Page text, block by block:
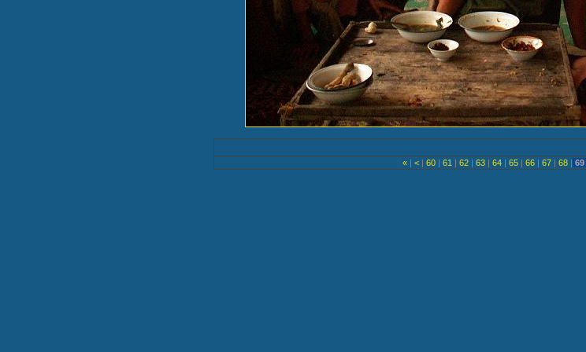
« | < | 60 | 61 | 62 | 63 | 64 | 65 | 66 | 67 | 68 | 69